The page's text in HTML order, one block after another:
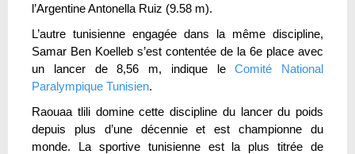
l’Argentine Antonella Ruiz (9.58 m).
L’autre tunisienne engagée dans la même discipline,
Samar Ben Koelleb s’est contentée de la 6e place avec
un lancer de 8,56 m, indique leComité National
Paralympique Tunisien.
Raouaa tlili domine cette discipline du lancer du poids
depuis plus d’une décennie et est championne du
monde. La sportive tunisienne est la plus titrée de